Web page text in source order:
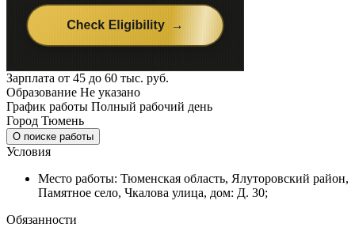
Зарплата от 45 до 60 тыс. руб.
Образование Не указано
График работы Полный рабочий день
Город Тюмень
О поиске работы
Условия
Место работы: Тюменская область, Ялуторовский район,
Памятное село, Чкалова улица, дом: Д. 30;
Обязанности